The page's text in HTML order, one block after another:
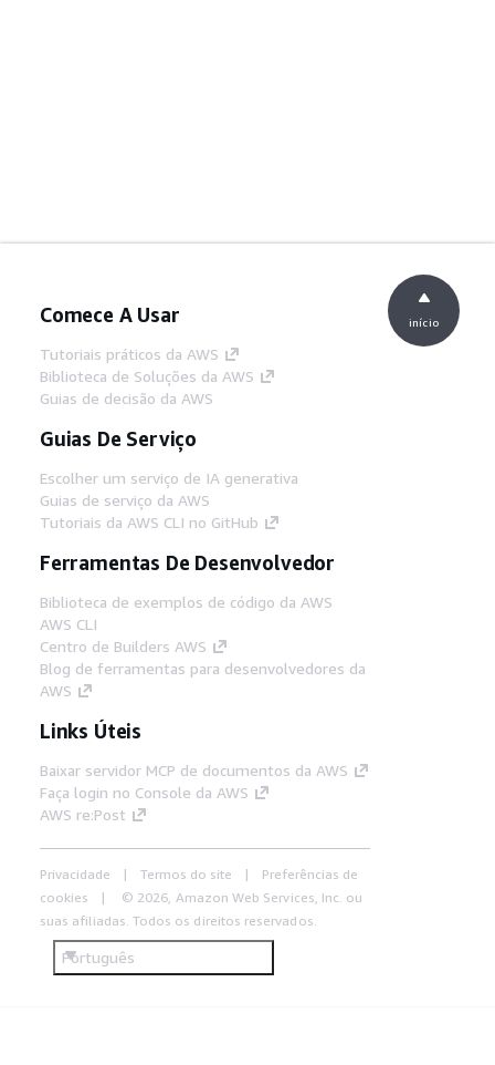
Comece A Usar
Tutoriais práticos da AWS
Biblioteca de Soluções da AWS
Guias de decisão da AWS
Guias De Serviço
Escolher um serviço de IA generativa
Guias de serviço da AWS
Tutoriais da AWS CLI no GitHub
Ferramentas De Desenvolvedor
Biblioteca de exemplos de código da AWS
AWS CLI
Centro de Builders AWS
Blog de ferramentas para desenvolvedores da
AWS
Links Úteis
Baixar servidor MCP de documentos da AWS
Faça login no Console da AWS
AWS re:Post
Privacidade Termos do site
Preferências de
cookies
© 2026, Amazon Web Services, Inc. ou
suas afiliadas. Todos os direitos reservados.
Português
início